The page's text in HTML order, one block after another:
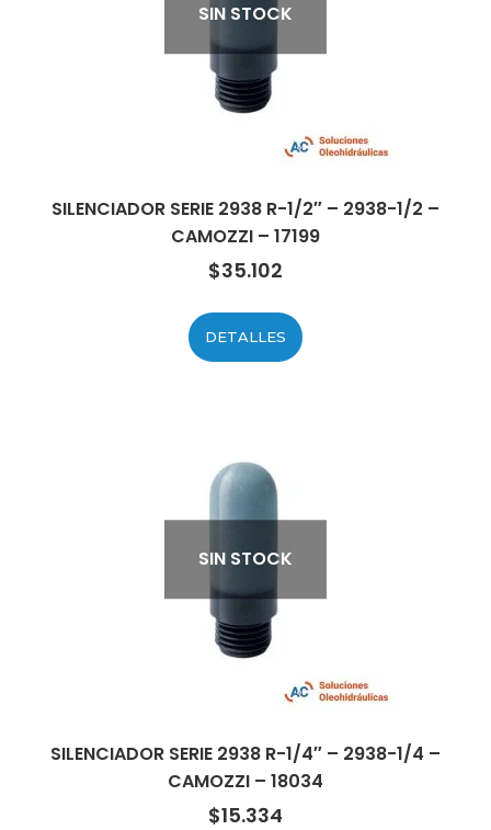
SIN STOCK
SILENCIADOR SERIE 2938 R-1/2″ – 2938-1/2 –
CAMOZZI – 17199
$35.102
DETALLES
SIN STOCK
SILENCIADOR SERIE 2938 R-1/4″ – 2938-1/4 –
CAMOZZI – 18034
$15.334